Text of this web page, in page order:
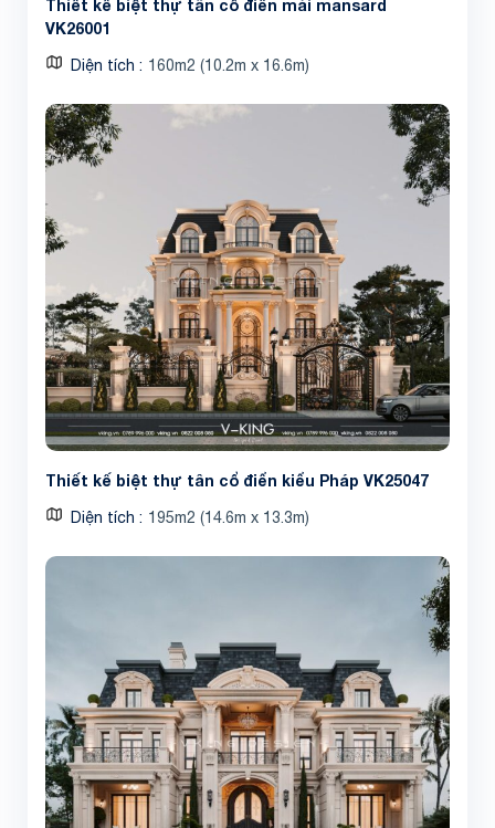
Thiết kế biệt thự tân cổ điển mái mansard
VK26001
Diện tích 160m2 (10.2m x 16.6m)
Thiết kế biệt thự tân cổ điển kiểu Pháp VK25047
Diện tích 195m2 (14.6m x 13.3m)